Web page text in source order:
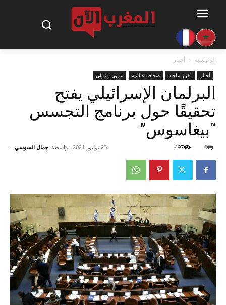
الرئيسية أخبار
أخبار أخبار عاجلة صحافة عالمية عربي و دولي
البرلمان الإسرائيلي يفتح
تحقيقًا حول برنامج التجسس
“بيغاسوس”
بواسطة جمال السوسي - 23 يوليوز 2021 0
497